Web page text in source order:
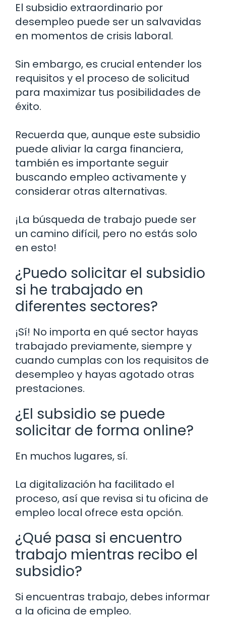
El subsidio extraordinario por
desempleo puede ser un salvavidas
en momentos de crisis laboral.
Sin embargo, es crucial entender los
requisitos y el proceso de solicitud
para maximizar tus posibilidades de
éxito.
Recuerda que, aunque este subsidio
puede aliviar la carga financiera,
también es importante seguir
buscando empleo activamente y
considerar otras alternativas.
¡La búsqueda de trabajo puede ser
un camino difícil, pero no estás solo
en esto!
¿Puedo solicitar el subsidio
si he trabajado en
diferentes sectores?
¡Sí! No importa en qué sector hayas
trabajado previamente, siempre y
cuando cumplas con los requisitos de
desempleo y hayas agotado otras
prestaciones.
¿El subsidio se puede
solicitar de forma online?
En muchos lugares, sí.
La digitalización ha facilitado el
proceso, así que revisa si tu oficina de
empleo local ofrece esta opción.
¿Qué pasa si encuentro
trabajo mientras recibo el
subsidio?
Si encuentras trabajo, debes informar
a la oficina de empleo.